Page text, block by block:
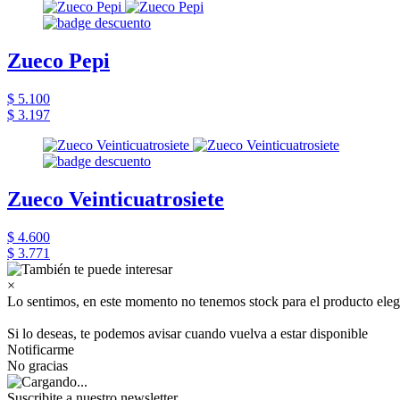
Zueco Pepi
$ 5.100
$ 3.197
Zueco Veinticuatrosiete
$ 4.600
$ 3.771
×
Lo sentimos, en este momento no tenemos stock para el producto
Si lo deseas, te podemos avisar cuando vuelva a estar disponible
Notificarme
No gracias